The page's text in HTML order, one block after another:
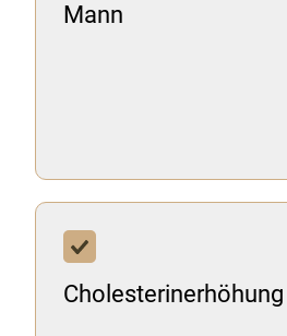
Mann
Cholesterinerhöhung